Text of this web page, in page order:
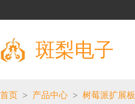
斑梨电子
首页 > 产品中心 > 树莓派扩展板